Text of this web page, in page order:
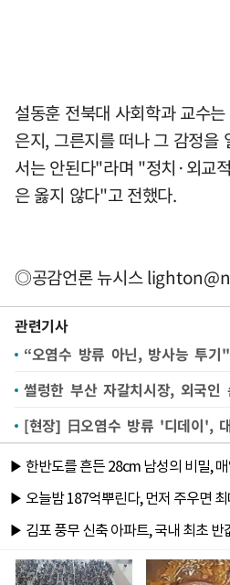
설동훈 전북대 사회학과 교수
은지, 그른지를 떠나 그 감정을
서는 안된다"라며 "정치·외교
은 옳지 않다"고 전했다.
◎공감언론 뉴시스
관련기사